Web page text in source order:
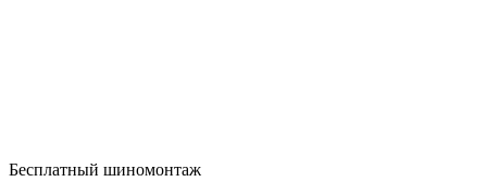
Бесплатный шиномонтаж